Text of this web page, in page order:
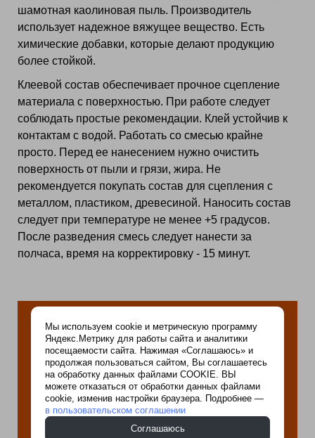
шамотная каолиновая пыль. Производитель
использует надежное вяжущее вещество. Есть
химические добавки, которые делают продукцию
более стойкой.
Клеевой состав обеспечивает прочное сцепление
материала с поверхностью. При работе следует
соблюдать простые рекомендации. Клей устойчив к
контактам с водой. Работать со смесью крайне
просто. Перед ее нанесением нужно очистить
поверхность от пыли и грязи, жира. Не
рекомендуется покупать состав для сцепления с
металлом, пластиком, древесиной. Наносить состав
следует при температуре не менее +5 градусов.
После разведения смесь следует нанести за
полчаса, время на корректировку - 15 минут.
У вас остались
вопросы?
Присоединяйтесь к нашей
группе в Одноклассниках
Мы используем cookie и метрическую программу
Яндекс.Метрику для работы сайта и аналитики
посещаемости сайта. Нажимая «Соглашаюсь» и
продолжая пользоваться сайтом, Вы соглашаетесь
на обработку данных файлами COOKIE. ВЫ
можете отказаться от обработки данных файлами
cookie, изменив настройки браузера. Подробнее —
в пользовательском соглашении
Соглашаюсь